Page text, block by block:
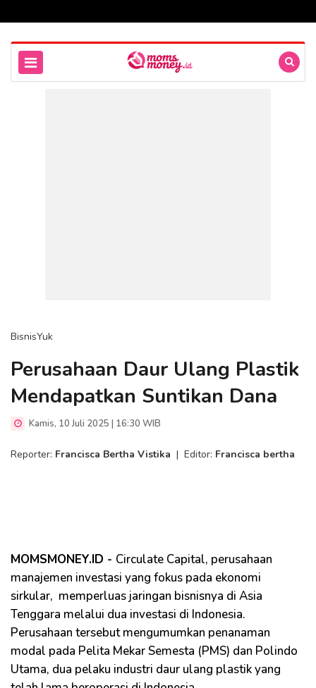
BisnisYuk
Perusahaan Daur Ulang Plastik
Mendapatkan Suntikan Dana
Kamis, 10 Juli 2025 | 16:30 WIB
Reporter: Francisca Bertha Vistika | Editor: Francisca bertha
MOMSMONEY.ID - Circulate Capital, perusahaan
manajemen investasi yang fokus pada ekonomi
sirkular, memperluas jaringan bisnisnya di Asia
Tenggara melalui dua investasi di Indonesia.
Perusahaan tersebut mengumumkan penanaman
modal pada Pelita Mekar Semesta (PMS) dan Polindo
Utama, dua pelaku industri daur ulang plastik yang